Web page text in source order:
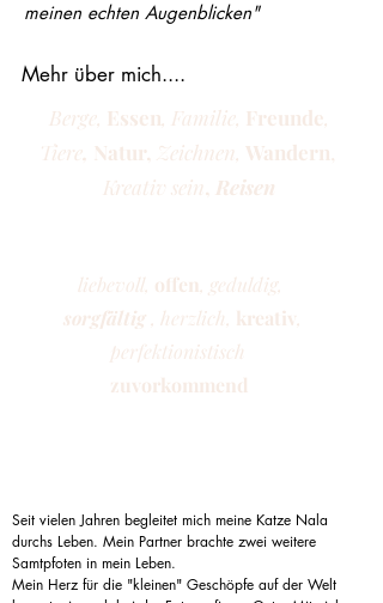
meinen echten Augenblicken"
Mehr über mich....
Berge, Essen , Familie, Freunde
Tiere, Natur, Zeichnen, Wandern
Kreativ sein, Reisen
liebevoll, offen , geduldig,
sorgfältig, herzlich, kreativ
perfektionistisch
zuvorkommend
Seit vielen Jahren begleitet mich meine Katze Nala
durchs Leben. Mein Partner brachte zwei weitere
Samtpfoten in mein Leben.
Mein Herz für die "kleinen" Geschöpfe auf der Welt